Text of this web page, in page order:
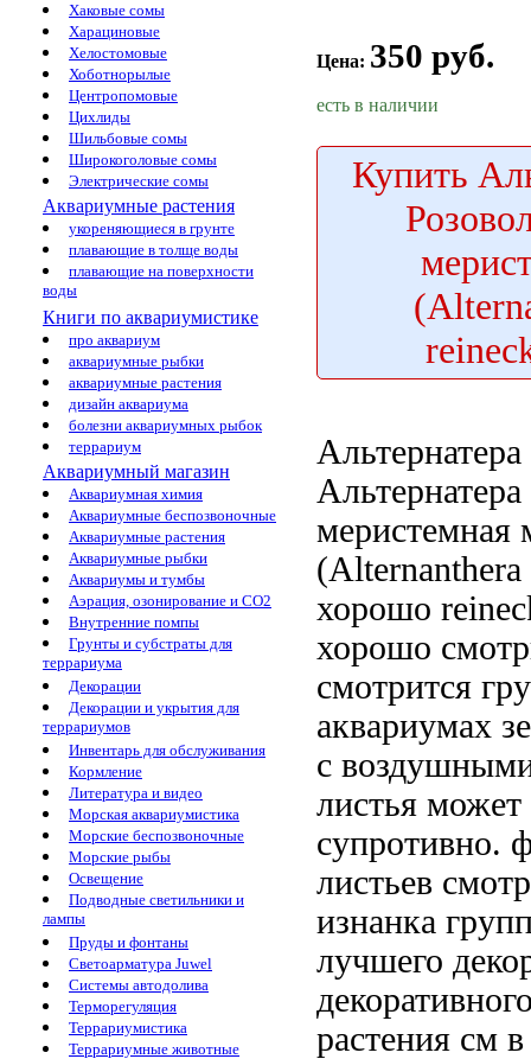
Хаковые сомы
Харациновые
Хелостомовые
Хоботнорылые
Центропомовые
Цихлиды
Шильбовые сомы
Широкоголовые сомы
Электрические сомы
Аквариумные растения
укореняющиеся в грунте
плавающие в толще воды
плавающие на поверхности
воды
Книги по аквариумистике
про аквариум
аквариумные рыбки
аквариумные растения
дизайн аквариума
болезни аквариумных рыбок
террариум
Аквариумный магазин
Аквариумная химия
Аквариумные беспозвоночные
Аквариумные растения
Аквариумные рыбки
Аквариумы и тумбы
Аэрация, озонирование и CO2
Внутренние помпы
Грунты и субстраты для
террариума
Декорации
Декорации и укрытия для
террариумов
Инвентарь для обслуживания
Кормление
Литература и видео
Морская аквариумистика
Морские беспозвоночные
Морские рыбы
Освещение
Подводные светильники и
лампы
Пруды и фонтаны
Светоарматура Juwel
Системы автодолива
Терморегуляция
Террариумистика
Террариумные животные
Цена: 350 руб.
есть в наличии
Купить
меристемная
(Alternanthera
хорошо
хорошо
смотрится
аквариумах
с
листья может
супротивно.
листьев
изнанка
лучшего
растения см